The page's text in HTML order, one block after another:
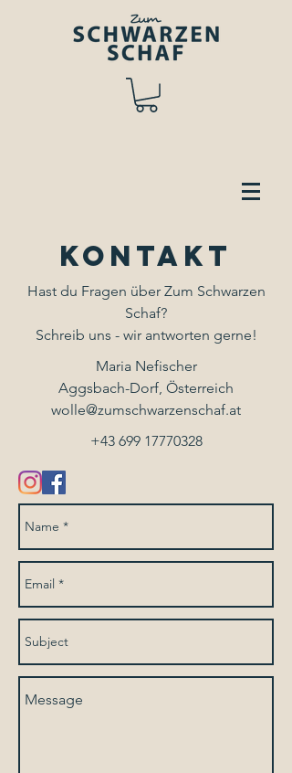
Kontakt
Hast du Fragen über Zum Schwarzen
Schaf?
Schreib uns - wir antworten gerne!
Maria Nefischer
Aggsbach-Dorf, Österreich
wolle@zumschwarzenschaf.at
+43 699 17770328